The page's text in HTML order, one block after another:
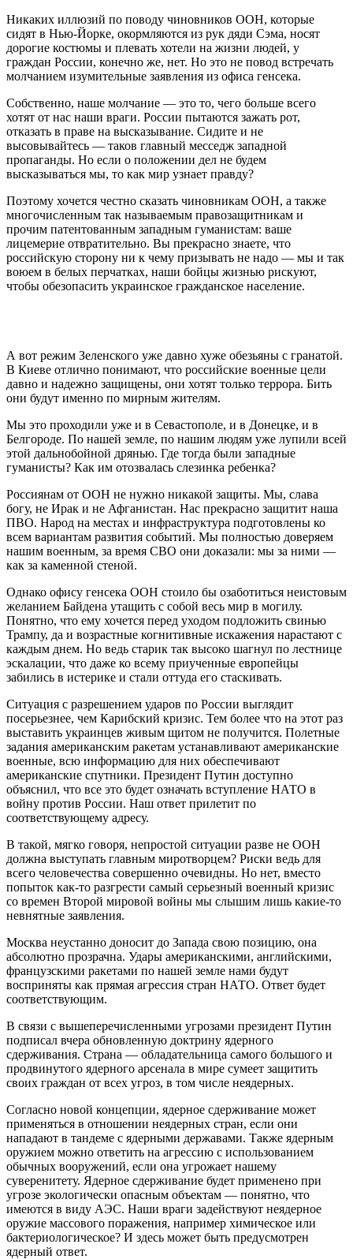
Никаких иллюзий по поводу чиновников ООН, которые
сидят в Нью-Йорке, окормляются из рук дяди Сэма, носят
дорогие костюмы и плевать хотели на жизни людей, у
граждан России, конечно же, нет. Но это не повод встречать
молчанием изумительные заявления из офиса генсека.
Собственно, наше молчание — это то, чего больше всего
хотят от нас наши враги. России пытаются зажать рот,
отказать в праве на высказывание. Сидите и не
высовывайтесь — таков главный месседж западной
пропаганды. Но если о положении дел не будем
высказываться мы, то как мир узнает правду?
Поэтому хочется честно сказать чиновникам ООН, а также
многочисленным так называемым правозащитникам и
прочим патентованным западным гуманистам: ваше
лицемерие отвратительно. Вы прекрасно знаете, что
российскую сторону ни к чему призывать не надо — мы и так
воюем в белых перчатках, наши бойцы жизнью рискуют,
чтобы обезопасить украинское гражданское население.
А вот режим Зеленского уже давно хуже обезьяны с гранатой.
В Киеве отлично понимают, что российские военные цели
давно и надежно защищены, они хотят только террора. Бить
они будут именно по мирным жителям.
Мы это проходили уже и в Севастополе, и в Донецке, и в
Белгороде. По нашей земле, по нашим людям уже лупили всей
этой дальнобойной дрянью. Где тогда были западные
гуманисты? Как им отозвалась слезинка ребенка?
Россиянам от ООН не нужно никакой защиты. Мы, слава
богу, не Ирак и не Афганистан. Нас прекрасно защитит наша
ПВО. Народ на местах и инфраструктура подготовлены ко
всем вариантам развития событий. Мы полностью доверяем
нашим военным, за время СВО они доказали: мы за ними —
как за каменной стеной.
Однако офису генсека ООН стоило бы озаботиться неистовым
желанием Байдена утащить с собой весь мир в могилу.
Понятно, что ему хочется перед уходом подложить свинью
Трампу, да и возрастные когнитивные искажения нарастают с
каждым днем. Но ведь старик так высоко шагнул по лестнице
эскалации, что даже ко всему приученные европейцы
забились в истерике и стали оттуда его стаскивать.
Ситуация с разрешением ударов по России выглядит
посерьезнее, чем Карибский кризис. Тем более что на этот раз
выставить украинцев живым щитом не получится. Полетные
задания американским ракетам устанавливают американские
военные, всю информацию для них обеспечивают
американские спутники. Президент Путин доступно
объяснил, что все это будет означать вступление НАТО в
войну против России. Наш ответ прилетит по
соответствующему адресу.
В такой, мягко говоря, непростой ситуации разве не ООН
должна выступать главным миротворцем? Риски ведь для
всего человечества совершенно очевидны. Но нет, вместо
попыток как-то разгрести самый серьезный военный кризис
со времен Второй мировой войны мы слышим лишь какие-то
невнятные заявления.
Москва неустанно доносит до Запада свою позицию, она
абсолютно прозрачна. Удары американскими, английскими,
французскими ракетами по нашей земле нами будут
восприняты как прямая агрессия стран НАТО. Ответ будет
соответствующим.
В связи с вышеперечисленными угрозами президент Путин
подписал вчера обновленную доктрину ядерного
сдерживания. Страна — обладательница самого большого и
продвинутого ядерного арсенала в мире сумеет защитить
своих граждан от всех угроз, в том числе неядерных.
Согласно новой концепции, ядерное сдерживание может
применяться в отношении неядерных стран, если они
нападают в тандеме с ядерными державами. Также ядерным
оружием можно ответить на агрессию с использованием
обычных вооружений, если она угрожает нашему
суверенитету. Ядерное сдерживание будет применено при
угрозе экологически опасным объектам — понятно, что
имеются в виду АЭС. Наши враги задействуют неядерное
оружие массового поражения, например химическое или
бактериологическое? И здесь может быть предусмотрен
ядерный ответ.